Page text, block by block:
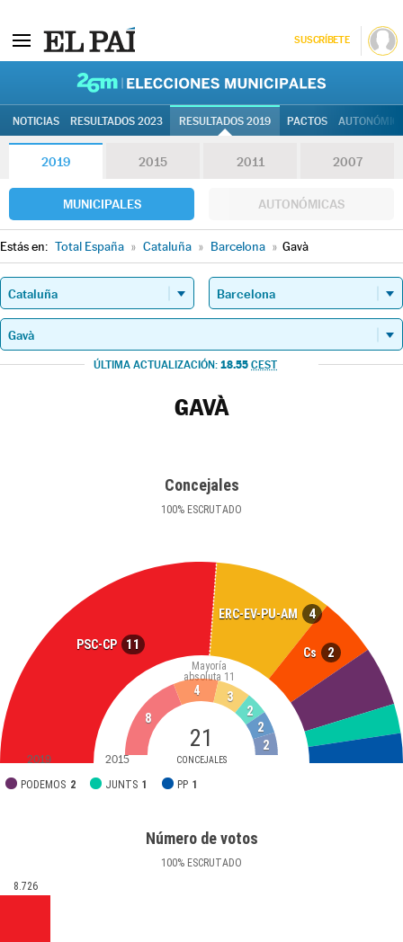
SUSCRÍBETE
NOTICIAS RESULTADOS 2023 RESULTADOS 2019 PACTOS
2019 2015 2011 2007
MUNICIPALES AUTONÓMICAS
Estás en: Total España » Cataluña » Barcelona » Gavà
ÚLTIMA ACTUALIZACIÓN: 18.55 CEST
GAVÀ
Concejales
100% ESCRUTADO
PSC-CP 11
ERC-EV-PU-AM 4
Cs 2
21
CONCEJALES
Mayoría
absoluta 11
PODEMOS 2 JUNTS 1 PP 1
8
4
3
2
2
2
2019 2015
Número de votos
100% ESCRUTADO
8.726